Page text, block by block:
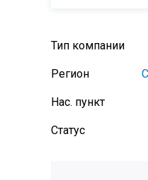
Тип компании
Регион
Нас. пункт
Статус